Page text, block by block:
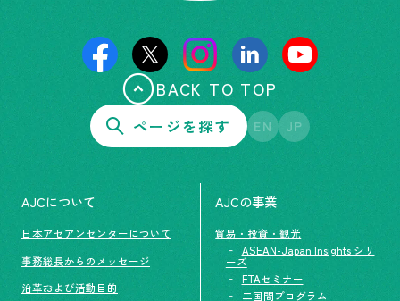
BACK TO TOP
ページを探す EN JP
AJCについて
日本アセアンセンターについて
事務総長からのメッセージ
沿革および活動目的
AJCの事業
貿易・投資・観光
ASEAN-Japan Insights シリ
ーズ
FTAセミナー
二国間プログラム